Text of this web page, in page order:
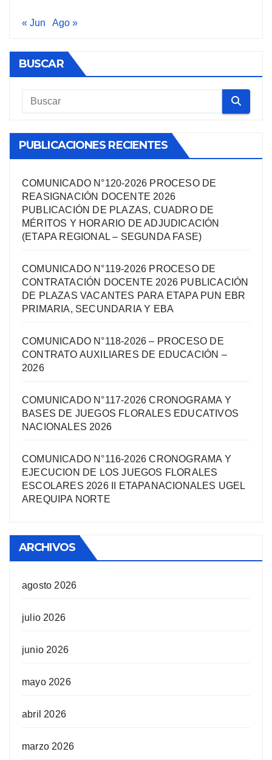
« Jun Ago »
BUSCAR
PUBLICACIONES RECIENTES
COMUNICADO N°120-2026 PROCESO DE
REASIGNACIÓN DOCENTE 2026
PUBLICACIÓN DE PLAZAS, CUADRO DE
MÉRITOS Y HORARIO DE ADJUDICACIÓN
(ETAPA REGIONAL – SEGUNDA FASE)
COMUNICADO N°119-2026 PROCESO DE
CONTRATACIÓN DOCENTE 2026 PUBLICACIÓN
DE PLAZAS VACANTES PARA ETAPA PUN EBR
PRIMARIA, SECUNDARIA Y EBA
COMUNICADO N°118-2026 – PROCESO DE
CONTRATO AUXILIARES DE EDUCACIÓN –
2026
COMUNICADO N°117-2026 CRONOGRAMA Y
BASES DE JUEGOS FLORALES EDUCATIVOS
NACIONALES 2026
COMUNICADO N°116-2026 CRONOGRAMA Y
EJECUCION DE LOS JUEGOS FLORALES
ESCOLARES 2026 II ETAPANACIONALES UGEL
AREQUIPA NORTЕ
ARCHIVOS
agosto 2026
julio 2026
junio 2026
mayo 2026
abril 2026
marzo 2026